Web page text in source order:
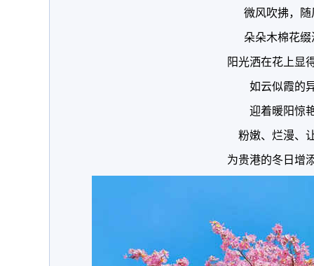
微风吹拂，随
朵朵木棉花缀
阳光洒在花上显
如云似霞的
迎着暖阳惊
粉嫩、烂漫、
为贵港的冬日增